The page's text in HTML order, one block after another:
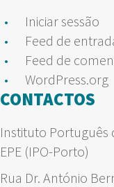
Iniciar sessão
Feed de
Feed de
WordPress.org
CONTACTOS
Instituto Português
EPE (IPO-Porto)
Rua Dr. António